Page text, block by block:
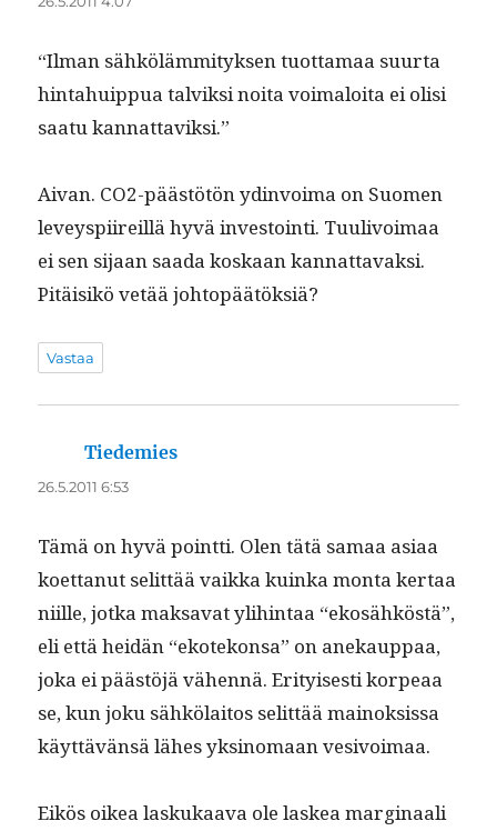
“Ilman sähköläm­mi­tyk­sen tuot­ta­maa suur­ta
hin­tahuip­pua talviksi noi­ta voimaloi­ta ei olisi
saatu kannattaviksi.”
Aivan. CO2-päästötön ydin­voima on Suomen
lev­eyspi­ireil­lä hyvä investoin­ti. Tuulivoimaa
ei sen sijaan saa­da koskaan kan­nat­tavak­si.
Pitäisikö vetää johtopäätöksiä?
Vastaa
Tiedemies
26.5.2011 6:53
Tämä on hyvä point­ti. Olen tätä samaa asi­aa
koet­tanut selit­tää vaik­ka kuin­ka mon­ta ker­taa
niille, jot­ka mak­sa­vat yli­hin­taa “ekosähköstä”,
eli että hei­dän “ekotekon­sa” on anekaup­paa,
joka ei päästöjä vähen­nä. Eri­tyis­es­ti kor­peaa
se, kun joku sähkölaitos selit­tää main­ok­sis­sa
käyt­tävän­sä läh­es yksi­no­maan vesivoimaa.
Eikös oikea laskukaa­va ole laskea mar­gin­aali